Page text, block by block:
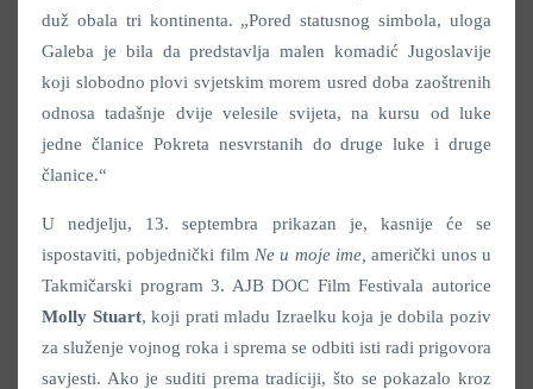
duž obala tri kontinenta. „Pored statusnog simbola, uloga
Galeba je bila da predstavlja malen komadić Jugoslavije
koji slobodno plovi svjetskim morem usred doba zaoštrenih
odnosa tadašnje dvije velesile svijeta, na kursu od luke
jedne članice Pokreta nesvrstanih do druge luke i druge
članice.“
U nedjelju, 13. septembra prikazan je, kasnije će se
ispostaviti, pobjednički film Ne u moje ime,američki unos u
Takmičarski program 3. AJB DOC Film Festivala autorice
Molly Stuart, koji prati mladu Izraelku koja je dobila poziv
za služenje vojnog roka i sprema se odbiti isti radi prigovora
savjesti. Ako je suditi prema tradiciji, što se pokazalo kroz